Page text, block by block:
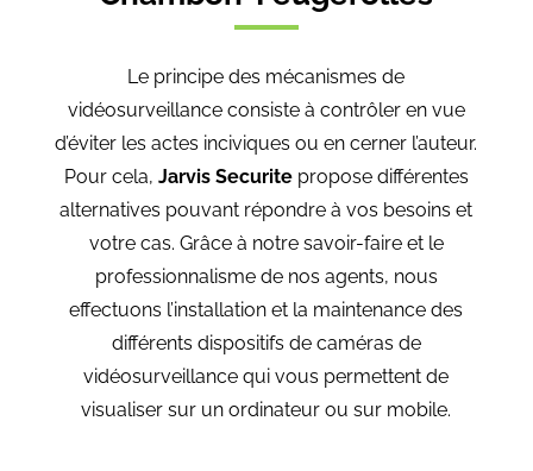
Le principe des mécanismes de
vidéosurveillance consiste à contrôler en vue
d’éviter les actes inciviques ou en cerner l’auteur.
Pour cela, Jarvis Securitepropose différentes
alternatives pouvant répondre à vos besoins et
votre cas. Grâce à notre savoir-faire et le
professionnalisme de nos agents, nous
effectuons l’installation et la maintenance des
différents dispositifs de caméras de
vidéosurveillance qui vous permettent de
visualiser sur un ordinateur ou sur mobile.